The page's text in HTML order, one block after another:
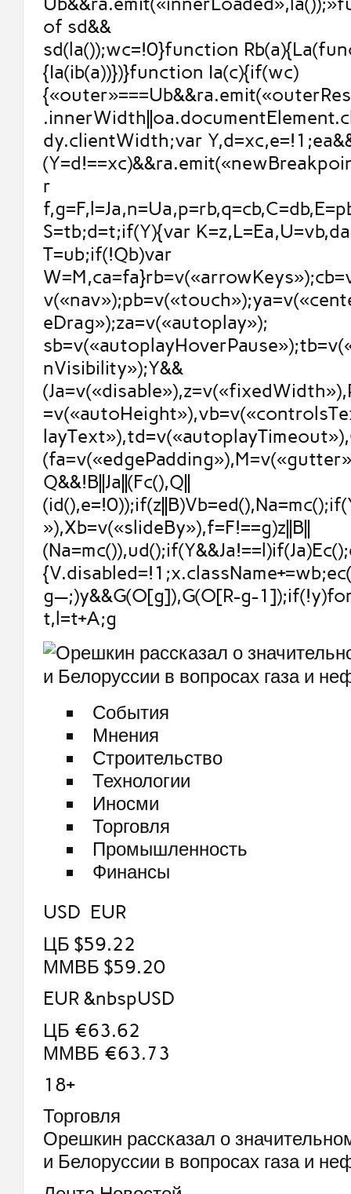
of sd&&
sd(la());wc=!0}function
{Ia(ib(a))})}function Ia(c){if(wc)
dy.clientWidth;var
r
S=tb;d=t;if(Y){var
T=ub;if(!Qb)var
eDrag»);za=v(«autoplay»);
nVisibility»);Y&&
Q&&!B||Ja||(Fc(),Q||
»),Xb=v(«slideBy»),f=F!==g)z||B||
g—;)y&&G(O[g]),G(O[R-g-
t,l=t+A;g
События
Мнения
Строительство
Технологии
Иносми
Торговля
Промышленность
Финансы
USD EUR
ЦБ $59.22
ММВБ $59.20
EUR &nbspUSD
ЦБ €63.62
ММВБ €63.73
18+
Торговля
Орешкин рассказал о
и Белоруссии в вопросах газа и